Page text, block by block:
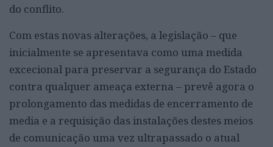
do conflito.
Com estas novas alterações, a legislação – que
inicialmente se apresentava como uma medida
excecional para preservar a segurança do Estado
contra qualquer ameaça externa – prevê agora o
prolongamento das medidas de encerramento de
media e a requisição das instalações destes meios
de comunicação uma vez ultrapassado o atual